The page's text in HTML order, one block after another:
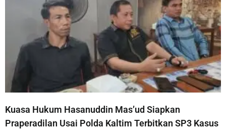
Kuasa Hukum Hasanuddin Mas’ud Siapkan
Praperadilan Usai Polda Kaltim Terbitkan SP3 Kasus